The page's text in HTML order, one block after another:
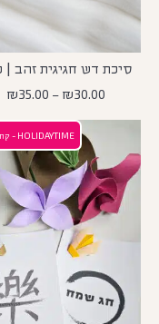
סיכת דש חגיגית זהב |
₪30.00
–
₪35.00
HOLIDAYTIME - קוד קופון